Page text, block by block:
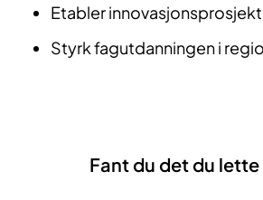
Etabler
Styrk fagutdanningen i
Fant du det du